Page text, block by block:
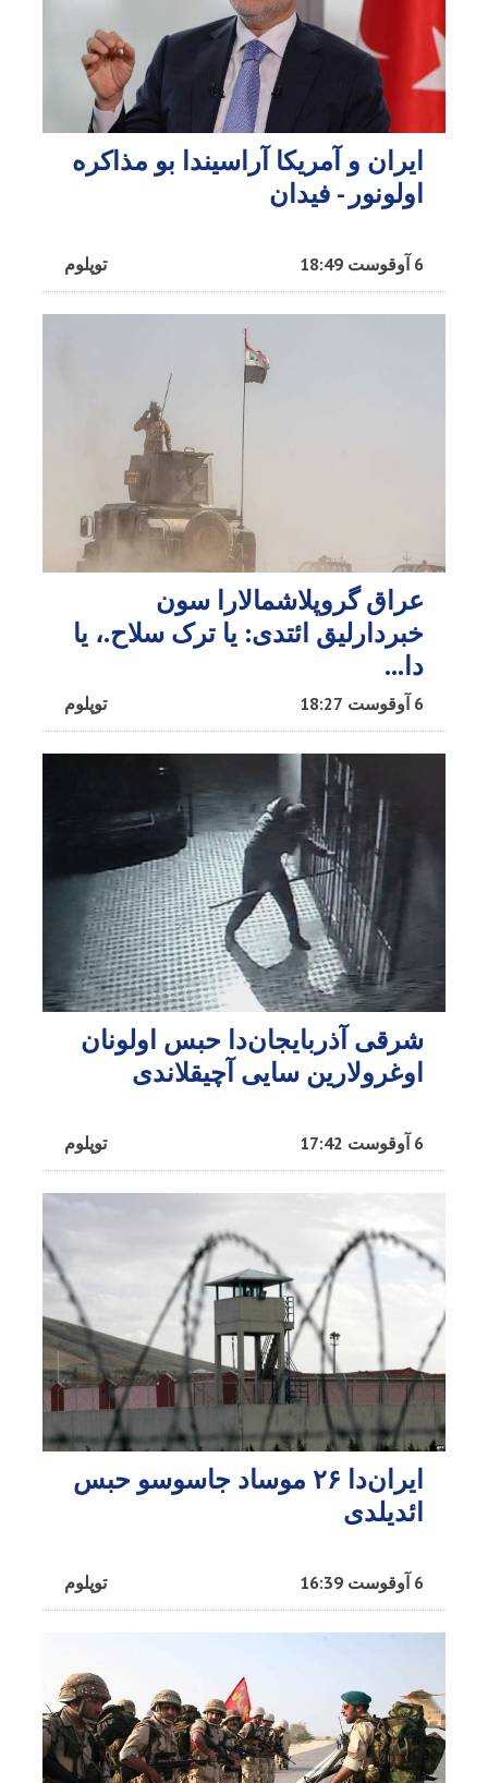
ایران و آمریکا آراسیندا بو مذاکره
اولونور - فیدان
توپلوم 6 آوقوست 18:49
عراق گروپلاشمالارا سون
خبردارلیق ائتدی: یا ترک سلاح.، یا
دا…
توپلوم 6 آوقوست 18:27
شرقی آذربایجان‌دا حبس اولونان
اوغرولارین سایی آچیقلاندی
توپلوم 6 آوقوست 17:42
ایران‌دا ۲۶ موساد جاسوسو حبس
ائدیلدی
توپلوم 6 آوقوست 16:39